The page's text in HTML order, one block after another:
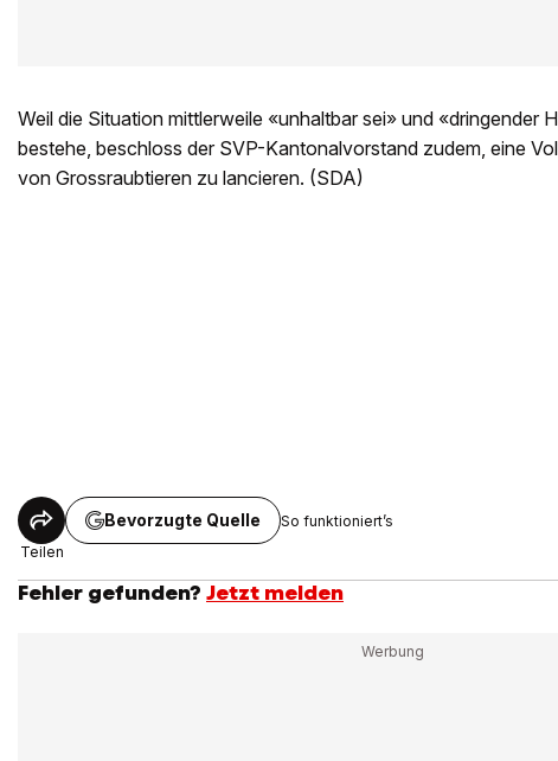
Weil die Situation mittlerweile «unhaltbar sei» und «dringender
bestehe, beschloss der SVP-Kantonalvorstand zudem, eine
von Grossraubtieren zu lancieren. (SDA)
Teilen
Bevorzugte Quelle So funktioniert’s
Fehler gefunden? Jetzt melden